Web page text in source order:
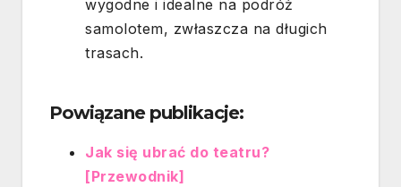
wygodne i idealne na podróż
samolotem, zwłaszcza na długich
trasach.
Powiązane publikacje:
Jak się ubrać do teatru?
[Przewodnik]